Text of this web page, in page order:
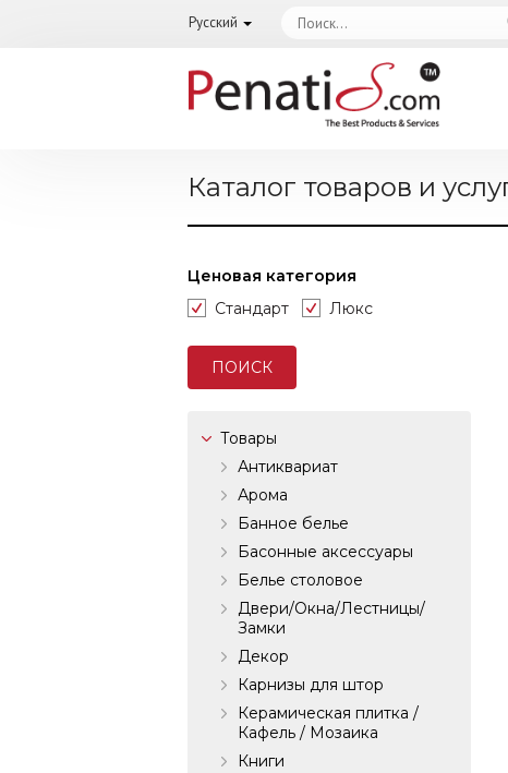
Русский
Каталог товаров и
Ценовая категория
Стандарт
Люкс
Товары
Антиквариат
Арома
Банное белье
Басонные аксессуары
Белье столовое
Двери/Окна/Лестницы/
Замки
Декор
Карнизы для штор
Керамическая плитка /
Кафель / Мозаика
Книги